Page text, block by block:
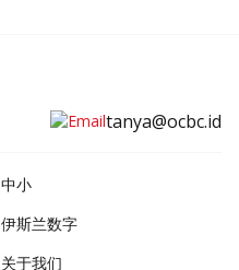
tanya@ocbc.id
中小
伊斯兰数字
关于我们